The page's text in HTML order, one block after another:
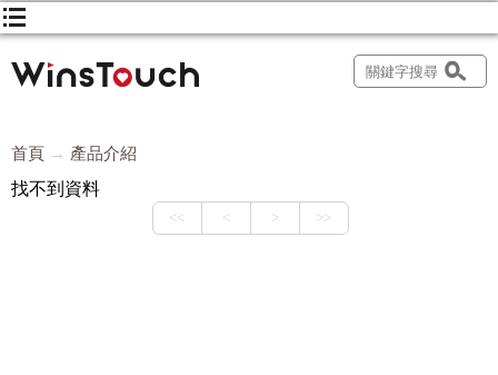
首頁
產品介紹
找不到資料